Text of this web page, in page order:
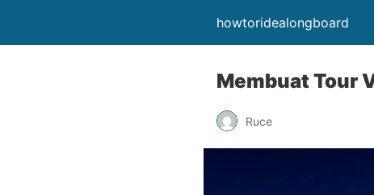
howtoridealongboard
Membuat Tour
Ruce